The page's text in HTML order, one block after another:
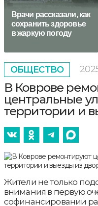
Врачи рассказали, как
сохранить здоровье
в жаркую погоду
ОБЩЕСТВО
В Коврове
центральные
территории и
Жители не только
внимания в первую
софинансировании